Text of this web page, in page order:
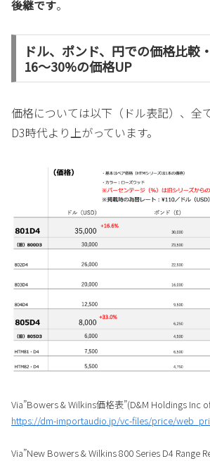
後継です。
ドル、ポンド、円での価格比較
16〜30%の価格UP
価格については以下（ドル表記）、全
D3時代より上がっています。
Via”Bowers & Wilkins価格表”(D&M Holdings Inc
https://dm-importaudio.jp/vc-files/price/
Via”New Bowers & Wilkins 800 Series D4 Range